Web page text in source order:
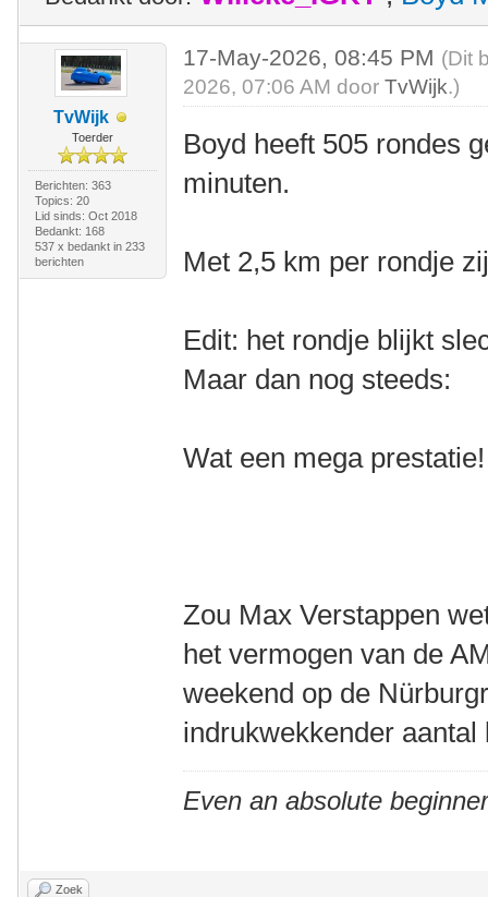
TvWijk
Toerder
Berichten: 363
Topics: 20
Lid sinds: Oct 2018
Bedankt: 168
537 x bedankt in 233
berichten
17-May-2026, 08:45 PM (Dit
2026, 07:06 AM doorTvWijk.)
Boyd heeft 505 rondes
minuten.
Met 2,5 km per rondje
Edit: het rondje blijkt
Maar dan nog steeds:
Wat een mega prestatie!
Zou Max Verstappen
het vermogen van de
weekend op de
indrukwekkender
Even an absolute
Zoek